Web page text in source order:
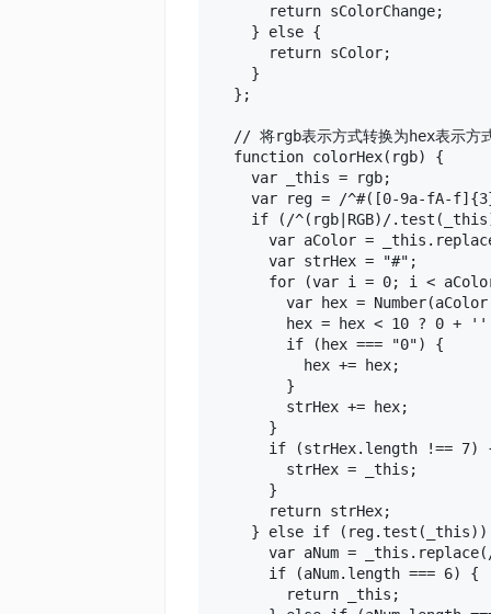
      return sColorChange;
    } else {
      return sColor;
    }
  };
// 将rgb表示方式转换为hex表示方
  function colorHex(rgb) {
    var _this = rgb;
var reg = /^#([0-9a-fA-
if (/^(rgb|RGB)/
var aColor =
      var strHex = "#";
for (var i = 0; i <
var hex =
hex = hex < 10 ? 0 + ''
        if (hex === "0") {
          hex += hex;
        }
        strHex += hex;
      }
if (strHex.length !== 7)
        strHex = _this;
      }
      return strHex;
} else if (reg.test(_this))
var aNum =
      if (aNum.length === 6) {
        return _this;